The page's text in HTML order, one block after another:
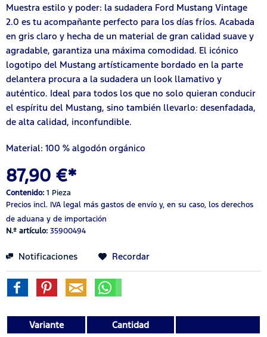
Muestra estilo y poder: la sudadera Ford Mustang Vintage
2.0 es tu acompañante perfecto para los días fríos. Acabada
en gris claro y hecha de un material de gran calidad suave y
agradable, garantiza una máxima comodidad. El icónico
logotipo del Mustang artísticamente bordado en la parte
delantera procura a la sudadera un look llamativo y
auténtico. Ideal para todos los que no solo quieran conducir
el espíritu del Mustang, sino también llevarlo: desenfadada,
de alta calidad, inconfundible.
Material: 100 % algodón orgánico
87,90 €*
Contenido: 1 Pieza
Precios incl. IVA legal más gastos de envío y, en su caso, los derechos
de aduana y de importación
N.º artículo: 35900494
Notificaciones Recordar
Variante
Cantidad